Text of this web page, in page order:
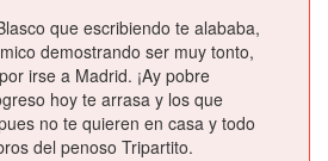
que escribiendo te alababa,
demostrando ser muy tonto,
irse a Madrid. ¡Ay pobre
hoy te arrasa y los que
no te quieren en casa y todo
del penoso Tripartito.